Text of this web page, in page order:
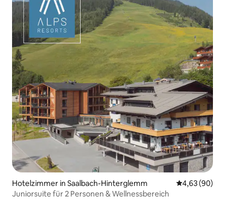
Hotelzimmer in Saalbach-Hinterglemm
4,63 (90)
Juniorsuite für 2 Personen & Wellnessbereich